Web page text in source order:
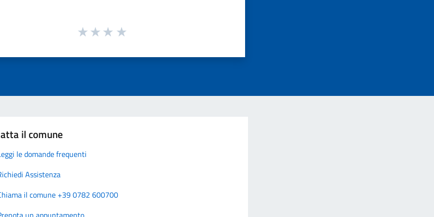
il comune
le domande frequenti
Assistenza
il comune +39 0782 600700